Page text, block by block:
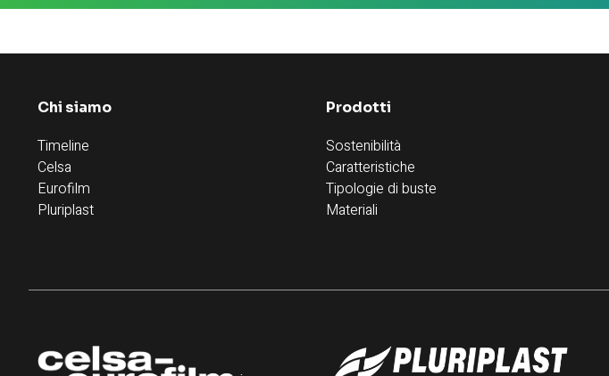
Chi siamo
Timeline
Celsa
Eurofilm
Pluriplast
Prodotti
Sostenibilità
Caratteristiche
Tipologie di buste
Materiali